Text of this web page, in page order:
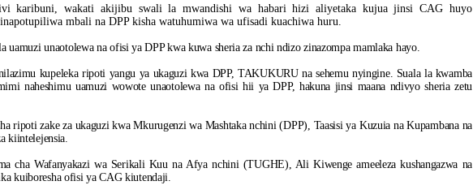
karibuni, wakati akijibu swali la mwandishi wa habari hizi aliyetaka kujua jinsi CAG huyo
mbali na DPP kisha watuhumiwa wa ufisadi kuachiwa huru.
uamuzi unaotolewa na ofisi ya DPP kwa kuwa sheria za nchi ndizo zinazompa mamlaka hayo.
kupeleka ripoti yangu ya ukaguzi kwa DPP, TAKUKURU na sehemu nyingine. Suala la kwamba
naheshimu uamuzi wowote unaotolewa na ofisi hii ya DPP, hakuna jinsi maana ndivyo sheria zetu
ripoti zake za ukaguzi kwa Mkurugenzi wa Mashtaka nchini (DPP), Taasisi ya Kuzuia na Kupambana na
kiintelejensia.
cha Wafanyakazi wa Serikali Kuu na Afya nchini (TUGHE), Ali Kiwenge ameeleza kushangazwa na
kuiboresha ofisi ya CAG kiutendaji.